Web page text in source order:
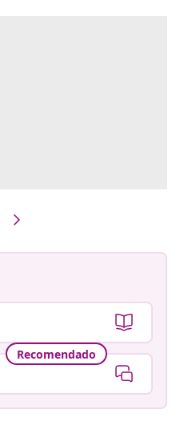
Recomendado